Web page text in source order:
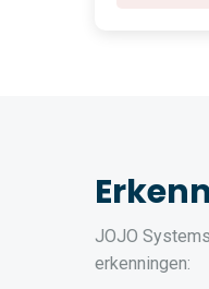
JOJO
erkenningen: